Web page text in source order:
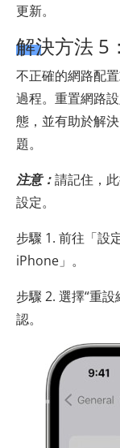
更新。
解決方法 5
不正確的網路配
過程。重置網路
態，並有助於解
題。
注意：請記住，
設定。
步驟 1. 前往「設
iPhone」。
步驟 2. 選擇“重
認。